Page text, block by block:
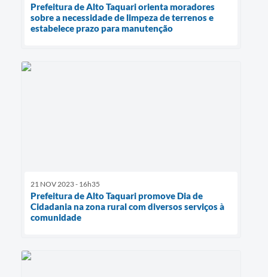
Prefeitura de Alto Taquari orienta moradores
sobre a necessidade de limpeza de terrenos e
estabelece prazo para manutenção
21 NOV 2023 - 16h35
Prefeitura de Alto Taquari promove Dia de
Cidadania na zona rural com diversos serviços à
comunidade